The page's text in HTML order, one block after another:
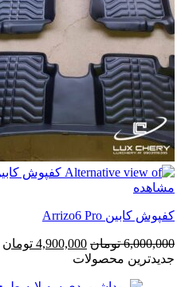
مشاهده
کفپوش کابین Arrizo6 Pro
6,000,000 تومان قیمت
اصلی
4,900,000 تومان
جدیدترین محصولات